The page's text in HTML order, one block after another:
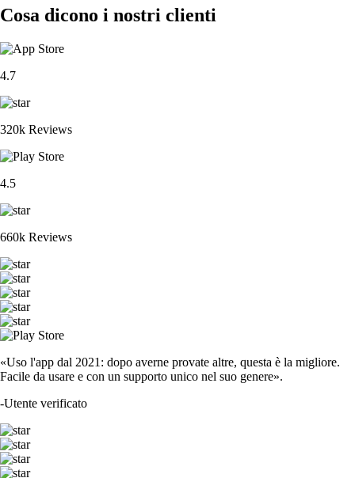
Cosa dicono i nostri clienti
4.7
320k Reviews
4.5
660k Reviews
«Uso l'app dal 2021: dopo averne provate altre, questa è la migliore.
Facile da usare e con un supporto unico nel suo genere».
-Utente verificato